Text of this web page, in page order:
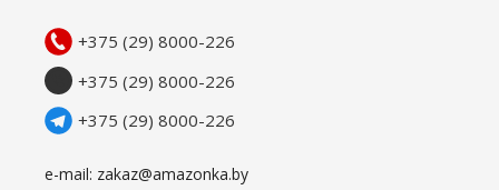
+375 (29) 8000-226
+375 (29) 8000-226
+375 (29) 8000-226
e-mail: zakaz@amazonka.by